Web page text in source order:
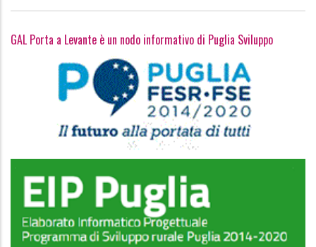
GAL Porta a Levante è un nodo informativo di Puglia Sviluppo